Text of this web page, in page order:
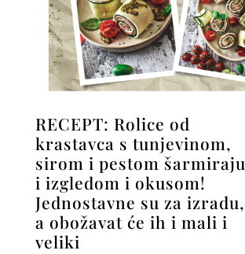
RECEPT: Rolice od
krastavca s tunjevinom,
sirom i pestom šarmiraju
i izgledom i okusom!
Jednostavne su za izradu,
a obožavat će ih i mali i
veliki